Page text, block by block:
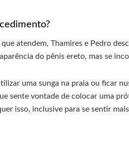
atendem, Thamires e Pedro
do pênis ereto, mas se
uma sunga na praia ou ficar
sente vontade de colocar uma
isso, inclusive para se sentir